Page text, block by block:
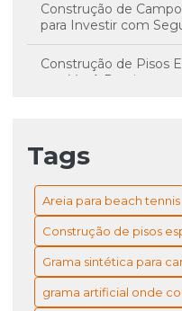
Construção de
para Investir com
Construção de Pisos
que Você Precisa
Custo da Grama
para Escolher a
Grama Artificial:
com Qualidade e
Grama Artificial: Guia
Comprar para Seu
Tags
Areia para beach tennis
Construção de pisos
Grama sintética para
grama artificial onde